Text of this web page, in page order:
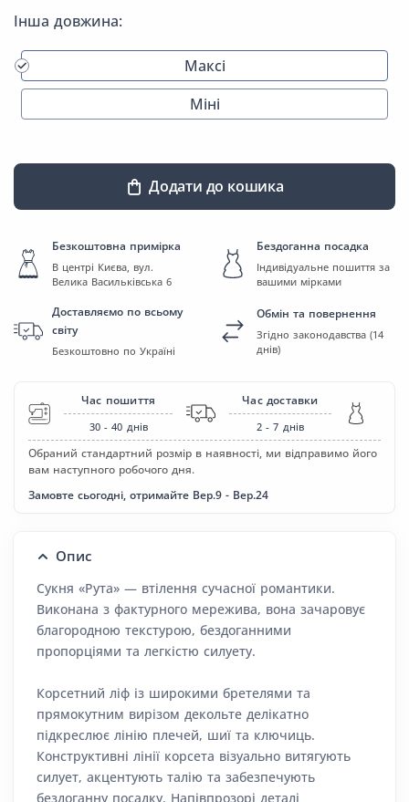
Інша довжина:
Максі
Міні
Додати до кошика
Безкоштовна примірка
В центрі Києва, вул.
Велика Васильківська 6
Бездоганна посадка
Індивідуальне пошиття за
вашими мірками
Доставляємо по всьому
світу
Безкоштовно по Україні
Обмін та повернення
Згідно законодавства (14
днів)
Час пошиття
30 - 40 днів
Час доставки
2 - 7 днів
Обраний стандартний розмір в наявності, ми відправимо його
вам наступного робочого дня.
Замовте сьогодні, отримайте Вер.9 - Вер.24
Опис
Сукня «Рута» — втілення сучасної романтики.
Виконана з фактурного мережива, вона зачаровує
благородною текстурою, бездоганними
пропорціями та легкістю силуету.
Корсетний ліф із широкими бретелями та
прямокутним вирізом декольте делікатно
підкреслює лінію плечей, шиї та ключиць.
Конструктивні лінії корсета візуально витягують
силует, акцентують талію та забезпечують
бездоганну посадку. Напівпрозорі деталі